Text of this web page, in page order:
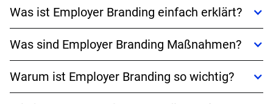
Was ist Employer Branding einfach erklärt?
Was sind Employer Branding Maßnahmen?
Warum ist Employer Branding so wichtig?